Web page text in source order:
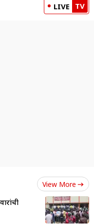
LIVE TV
View More